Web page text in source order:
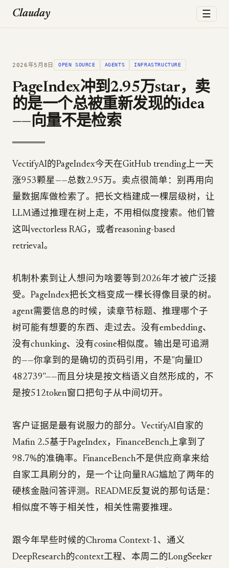
Clauday ☰
2026年5月8日 OPEN SOURCE AGENTS INFRASTRUCTURE
PageIndex冲到2.95万star，卖
的是一个总被重新发现的idea
——向量不是检索
VectifyAI的PageIndex今天在GitHub trending上一天
涨953颗星——总数2.95万。卖点很简单：别再用向
量数据库做检索了。把长文档建成一棵层级树，让
LLM通过推理在树上走，不用相似度搜索。他们管
这叫vectorless RAG，或者reasoning-based
retrieval。
机制朴素到让人想问为啥要等到2026年才被广泛接
受。PageIndex把长文档变成一棵长得像目录的树。
agent需要信息的时候，读章节标题、推理哪个子
树可能有想要的东西、走过去。没有embedding、
没有chunking、没有cosine相似度。输出是可追溯
的——你拿到的是确切的页码引用，不是"向量ID
482739"——而且分块是按文档语义自然形成的，不
是按512token窗口把句子从中间切开。
客户证据是最有说服力的部分。VectifyAI自家的
Mafin 2.5基于PageIndex，FinanceBench上拿到了
98.7%的准确率。FinanceBench不是供应商拿来给
自家工具刷分的，是一个让向量RAG尴尬了两年的
硬核金融问答评测。README反复说的那句话是：
相似度不等于相关性，相关性需要推理。
跟今年早些时候的Chroma Context-1、通义
DeepResearch的context工程、本周二的LongSeeker